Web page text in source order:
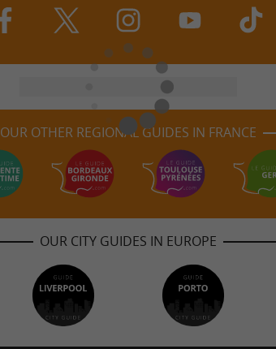
OUR OTHER REGIONAL GUIDES IN FRANCE
OUR CITY GUIDES IN EUROPE